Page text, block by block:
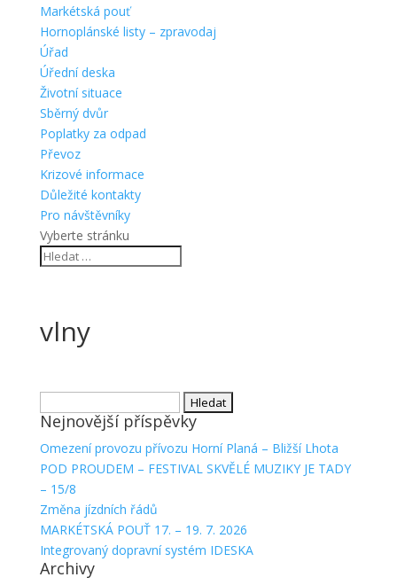
Markétská pouť
Hornoplánské listy – zpravodaj
Úřad
Úřední deska
Životní situace
Sběrný dvůr
Poplatky za odpad
Převoz
Krizové informace
Důležité kontakty
Pro návštěvníky
Vyberte stránku
vlny
Nejnovější příspěvky
Omezení provozu přívozu Horní Planá – Bližší Lhota
POD PROUDEM – FESTIVAL SKVĚLÉ MUZIKY JE TADY
– 15/8
Změna jízdních řádů
MARKÉTSKÁ POUŤ 17. – 19. 7. 2026
Integrovaný dopravní systém IDESKA
Archivy